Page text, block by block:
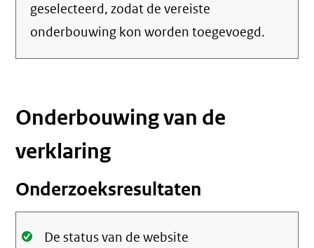
geselecteerd, zodat de vereiste
onderbouwing kon worden toegevoegd.
Onderbouwing van de
verklaring
Onderzoeksresultaten
Oké.
De status van de website